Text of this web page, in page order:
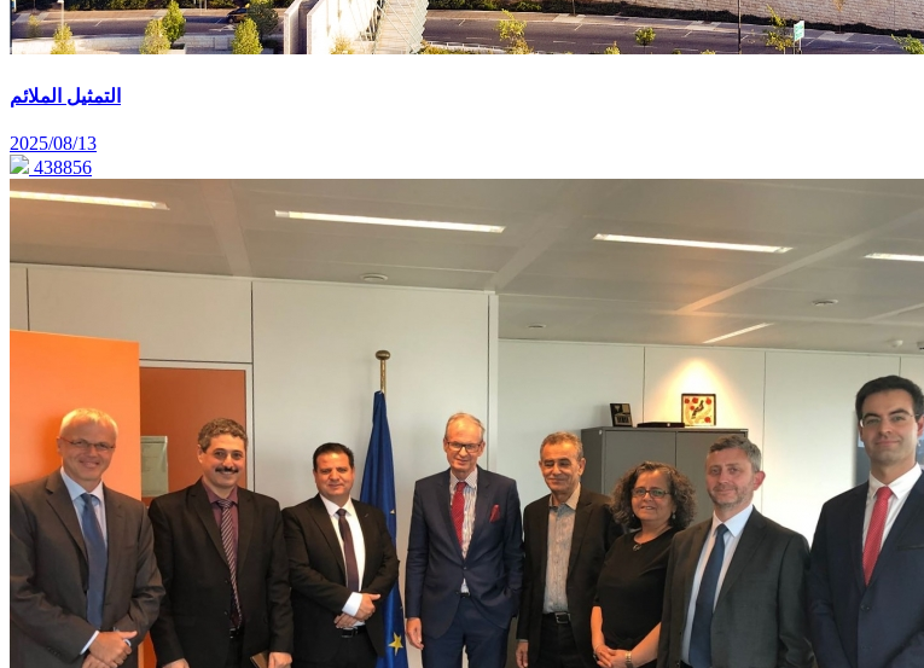
التمثيل الملائم
2025/08/13
438856